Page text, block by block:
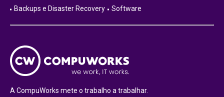
Backups e Disaster Recovery
Software
A CompuWorks mete o trabalho a trabalhar.